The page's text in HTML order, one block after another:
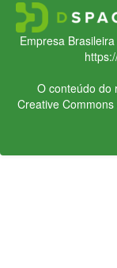
Empresa
O conteúdo do
Creative Commons